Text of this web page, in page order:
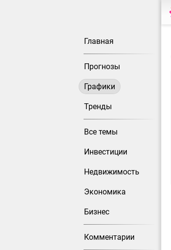
Главная
Прогнозы
Графики
Тренды
Все темы
Инвестиции
Недвижимость
Экономика
Бизнес
Комментарии